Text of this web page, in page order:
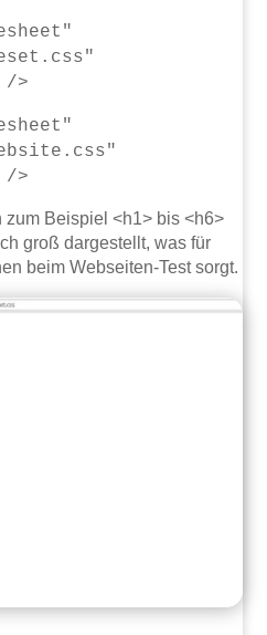
/>
/>
Beispiel <h1> bis <h6>
groß dargestellt, was für
beim Webseiten-Test sorgt.